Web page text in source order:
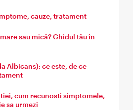
cauze, tratament
sau mică? Ghidul tău în
Albicans): ce este, de ce
cum recunosti simptomele,
sa urmezi